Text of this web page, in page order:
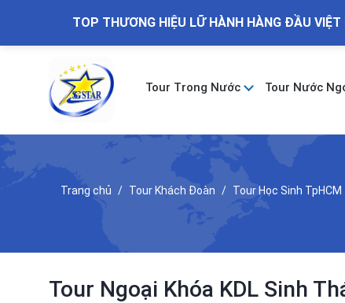
TOP THƯƠNG HIỆU LỮ HÀNH HÀNG ĐẦU VIỆT
Tour Trong Nước Tour Nước
Trang chủ Tour Khách Đoàn Tour Học Sinh TpHCM
Tour Ngoại Khóa KDL Sinh